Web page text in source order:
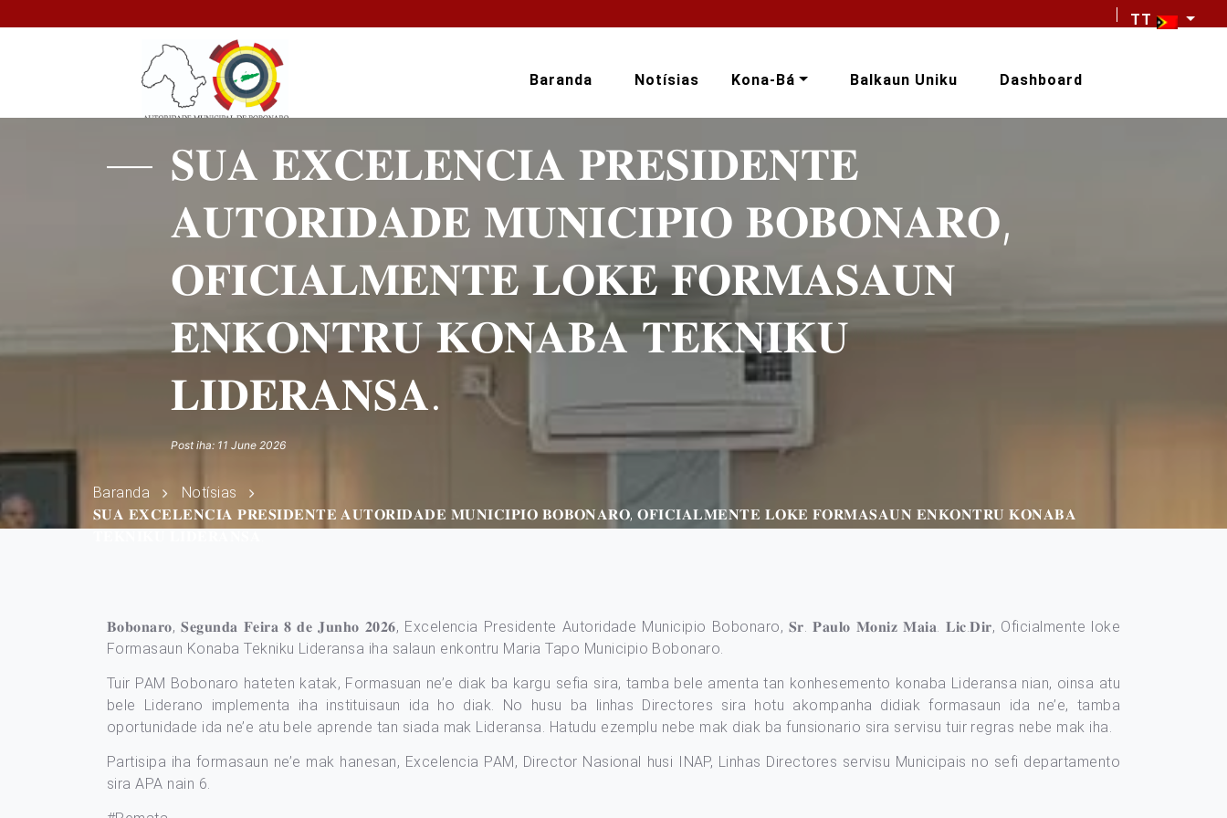
TT
Baranda Notísias Kona-Bá Balkaun Uniku Dashboard
𝐒𝐔𝐀 𝐄𝐗𝐂𝐄𝐋𝐄𝐍𝐂𝐈𝐀 𝐏𝐑𝐄𝐒𝐈𝐃𝐄𝐍𝐓𝐄
𝐀𝐔𝐓𝐎𝐑𝐈𝐃𝐀𝐃𝐄 𝐌𝐔𝐍𝐈𝐂𝐈𝐏𝐈𝐎 𝐁𝐎𝐁𝐎𝐍𝐀𝐑𝐎,
𝐎𝐅𝐈𝐂𝐈𝐀𝐋𝐌𝐄𝐍𝐓𝐄 𝐋𝐎𝐊𝐄 𝐅𝐎𝐑𝐌𝐀𝐒𝐀𝐔𝐍
𝐄𝐍𝐊𝐎𝐍𝐓𝐑𝐔 𝐊𝐎𝐍𝐀𝐁𝐀 𝐓𝐄𝐊𝐍𝐈𝐊𝐔
𝐋𝐈𝐃𝐄𝐑𝐀𝐍𝐒𝐀.
Post iha: 11 June 2026
Baranda
Notísias
𝐒𝐔𝐀 𝐄𝐗𝐂𝐄𝐋𝐄𝐍𝐂𝐈𝐀 𝐏𝐑𝐄𝐒𝐈𝐃𝐄𝐍𝐓𝐄 𝐀𝐔𝐓𝐎𝐑𝐈𝐃𝐀𝐃𝐄 𝐌𝐔𝐍𝐈𝐂𝐈𝐏𝐈𝐎 𝐁𝐎𝐁𝐎𝐍𝐀𝐑𝐎, 𝐎𝐅𝐈𝐂𝐈𝐀𝐋𝐌𝐄𝐍𝐓𝐄 𝐋𝐎𝐊𝐄 𝐅𝐎𝐑𝐌𝐀𝐒𝐀𝐔𝐍 𝐄𝐍𝐊𝐎𝐍𝐓𝐑𝐔 𝐊𝐎𝐍𝐀𝐁𝐀
𝐁𝐨𝐛𝐨𝐧𝐚𝐫𝐨, 𝐒𝐞𝐠𝐮𝐧𝐝𝐚 𝐅𝐞𝐢𝐫𝐚 𝟖 𝐝𝐞 𝐉𝐮𝐧𝐡𝐨 𝟐𝟎𝟐𝟔, Excelencia Presidente Autoridade Municipio Bobonaro, 𝐒𝐫. 𝐏𝐚𝐮𝐥𝐨 𝐌𝐨𝐧𝐢𝐳 𝐌𝐚𝐢𝐚. 𝐋𝐢𝐜.𝐃𝐢𝐫, Oficialmente loke
Formasaun Konaba Tekniku Lideransa iha salaun enkontru Maria Tapo Municipio Bobonaro.
Tuir PAM Bobonaro hateten katak, Formasuan ne’e diak ba kargu sefia sira, tamba bele amenta tan konhesemento konaba Lideransa nian, oinsa atu
bele Liderano implementa iha instituisaun ida ho diak. No husu ba linhas Directores sira hotu akompanha didiak formasaun ida ne’e, tamba
oportunidade ida ne’e atu bele aprende tan siada mak Lideransa. Hatudu ezemplu nebe mak diak ba funsionario sira servisu tuir regras nebe mak iha.
Partisipa iha formasaun ne’e mak hanesan, Excelencia PAM, Director Nasional husi INAP, Linhas Directores servisu Municipais no sefi departamento
sira APA nain 6.